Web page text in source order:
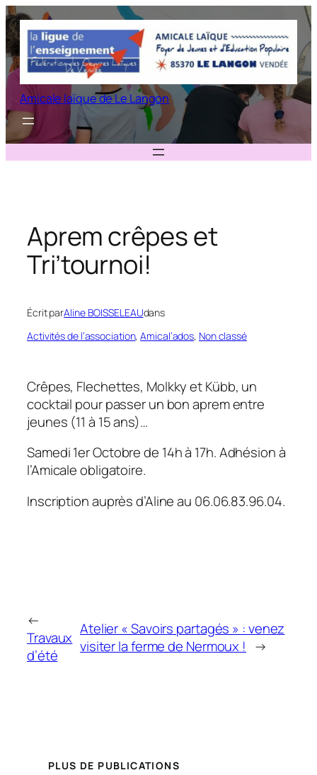
Aller
au
contenu
Amicale laïque de Le Langon
Aprem crêpes et
Tri’tournoi!
Écrit parAline BOISSELEAUdans
Activités de l’association, Amical’ados, Non classé
Crêpes, Flechettes, Molkky et Kübb, un
cocktail pour passer un bon aprem entre
jeunes (11 à 15 ans)…
Samedi 1er Octobre de 14h à 17h. Adhésion à
l’Amicale obligatoire.
Inscription auprès d’Aline au 06.06.83.96.04.
←
Travaux
d’été
Atelier « Savoirs partagés » : venez
visiter la ferme de Nermoux ! →
PLUS DE PUBLICATIONS